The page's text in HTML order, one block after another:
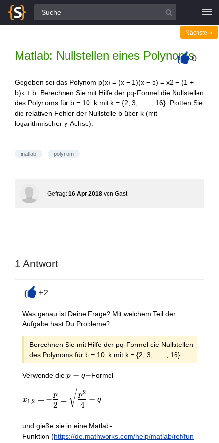
Alle Fragen
Matlab: Nullstellen eines Polynoms
Nächste »
0
Gegeben sei das Polynom p(x) = (x − 1)(x − b) = x2 − (1 +
b)x + b. Berechnen Sie mit Hilfe der pq-Formel die Nullstellen
des Polynoms für b = 10−k mit k = {2, 3, . . . , 16}. Plotten Sie
die relativen Fehler der Nullstelle b über k (mit
logarithmischer y-Achse).
matlab polynom
Gefragt 16 Apr 2018 von Gast
1 Antwort
+2
Was genau ist Deine Frage? Mit welchem Teil der
Aufgabe hast Du Probleme?
Berechnen Sie mit Hilfe der pq-Formel die Nullstellen
des Polynoms für b = 10−k mit k = {2, 3, . . . , 16}.
Verwende die p-
p − q−Formel
x_{1,2}=-\frac{p}{2}\pm\sqrt{\frac{p^2}{4}-q}
x1 ,2 = −
2
p
±
4
p2
− q
und gieße sie in eine Matlab-
Funktion (https://de.mathworks.com/help/matlab/ref/fun